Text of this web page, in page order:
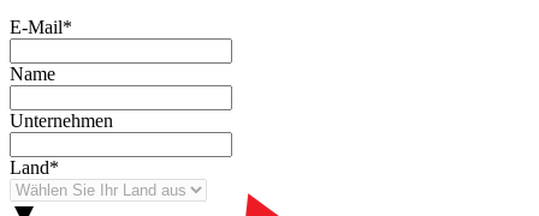
E-Mail*
Name
Unternehmen
Land*